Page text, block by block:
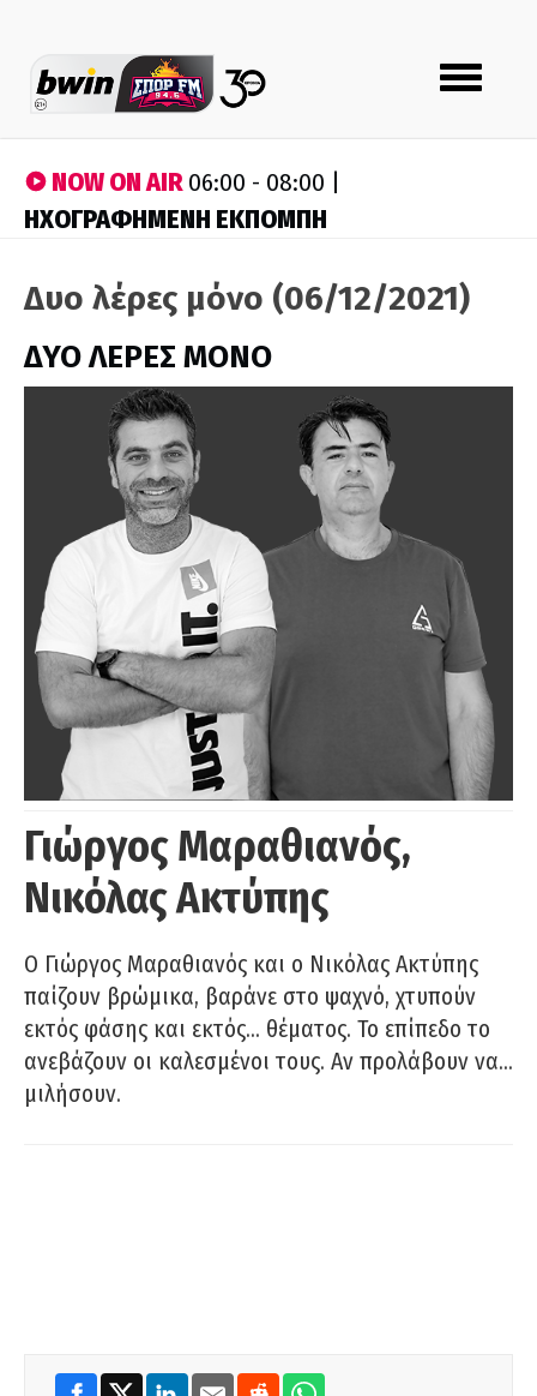
Toggle
navigation
NOW ON AIR06:00 - 08:00 |
ΗΧΟΓΡΑΦΗΜΕΝΗ ΕΚΠΟΜΠΗ
Δυο λέρες μόνο (06/12/2021)
ΔΥΟ ΛΕΡΕΣ ΜΟΝΟ
Γιώργος Μαραθιανός,
Νικόλας Ακτύπης
Ο Γιώργος Μαραθιανός και ο Νικόλας Ακτύπης
παίζουν βρώμικα, βαράνε στο ψαχνό, χτυπούν
εκτός φάσης και εκτός… θέματος. Το επίπεδο το
ανεβάζουν οι καλεσμένοι τους. Αν προλάβουν να…
μιλήσουν.